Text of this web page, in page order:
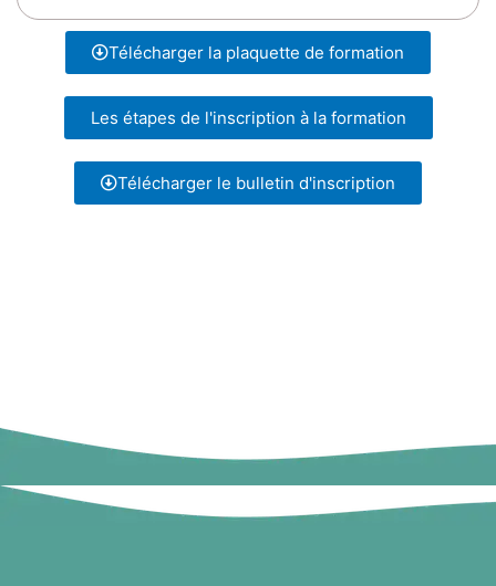
Télécharger la plaquette de formation
Les étapes de l'inscription à la formation
Télécharger le bulletin d'inscription